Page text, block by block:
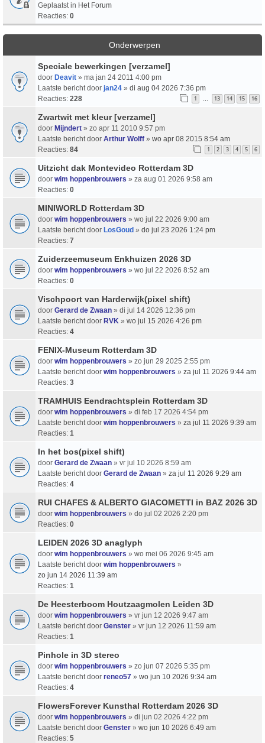
Geplaatst in Het Forum
Reacties: 0
Onderwerpen
Speciale bewerkingen [verzamel]
door Deavit » ma jan 24 2011 4:00 pm
Laatste bericht door jan24 » di aug 04 2026 7:36 pm
Reacties: 228 1 … 13 14 15 16
Zwartwit met kleur [verzamel]
door Mijndert » zo apr 11 2010 9:57 pm
Laatste bericht door Arthur Wolff » wo apr 08 2015 8:54 am
Reacties: 84 1 2 3 4 5 6
Uitzicht dak Montevideo Rotterdam 3D
door wim hoppenbrouwers » za aug 01 2026 9:58 am
Reacties: 0
MINIWORLD Rotterdam 3D
door wim hoppenbrouwers » wo jul 22 2026 9:00 am
Laatste bericht door LosGoud » do jul 23 2026 1:24 pm
Reacties: 7
Zuiderzeemuseum Enkhuizen 2026 3D
door wim hoppenbrouwers » wo jul 22 2026 8:52 am
Reacties: 0
Vischpoort van Harderwijk(pixel shift)
door Gerard de Zwaan » di jul 14 2026 12:36 pm
Laatste bericht door RVK » wo jul 15 2026 4:26 pm
Reacties: 4
FENIX-Museum Rotterdam 3D
door wim hoppenbrouwers » zo jun 29 2025 2:55 pm
Laatste bericht door wim hoppenbrouwers » za jul 11 2026 9:44 am
Reacties: 3
TRAMHUIS Eendrachtsplein Rotterdam 3D
door wim hoppenbrouwers » di feb 17 2026 4:54 pm
Laatste bericht door wim hoppenbrouwers » za jul 11 2026 9:39 am
Reacties: 1
In het bos(pixel shift)
door Gerard de Zwaan » vr jul 10 2026 8:59 am
Laatste bericht door Gerard de Zwaan » za jul 11 2026 9:29 am
Reacties: 4
RUI CHAFES & ALBERTO GIACOMETTI in BAZ 2026 3D
door wim hoppenbrouwers » do jul 02 2026 2:20 pm
Reacties: 0
LEIDEN 2026 3D anaglyph
door wim hoppenbrouwers » wo mei 06 2026 9:45 am
Laatste bericht door wim hoppenbrouwers »
zo jun 14 2026 11:39 am
Reacties: 1
De Heesterboom Houtzaagmolen Leiden 3D
door wim hoppenbrouwers » vr jun 12 2026 9:47 am
Laatste bericht door Genster » vr jun 12 2026 11:59 am
Reacties: 1
Pinhole in 3D stereo
door wim hoppenbrouwers » zo jun 07 2026 5:35 pm
Laatste bericht door reneo57 » wo jun 10 2026 9:34 am
Reacties: 4
FlowersForever Kunsthal Rotterdam 2026 3D
door wim hoppenbrouwers » di jun 02 2026 4:22 pm
Laatste bericht door Genster » wo jun 10 2026 6:49 am
Reacties: 5